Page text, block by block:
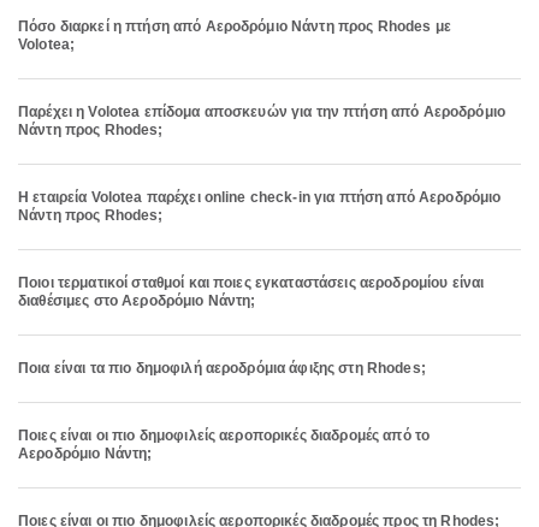
Πόσο διαρκεί η πτήση από Αεροδρόμιο Νάντη προς Rhodes με
Volotea;
Παρέχει η Volotea επίδομα αποσκευών για την πτήση από Αεροδρόμιο
Νάντη προς Rhodes;
Η εταιρεία Volotea παρέχει online check-in για πτήση από Αεροδρόμιο
Νάντη προς Rhodes;
Ποιοι τερματικοί σταθμοί και ποιες εγκαταστάσεις αεροδρομίου είναι
διαθέσιμες στο Αεροδρόμιο Νάντη;
Ποια είναι τα πιο δημοφιλή αεροδρόμια άφιξης στη Rhodes;
Ποιες είναι οι πιο δημοφιλείς αεροπορικές διαδρομές από το
Αεροδρόμιο Νάντη;
Ποιες είναι οι πιο δημοφιλείς αεροπορικές διαδρομές προς τη Rhodes;